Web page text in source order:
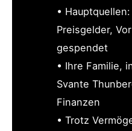
•
Preisgelder,
gespendet
• Ihre Familie,
Svante
Finanzen
• Trotz